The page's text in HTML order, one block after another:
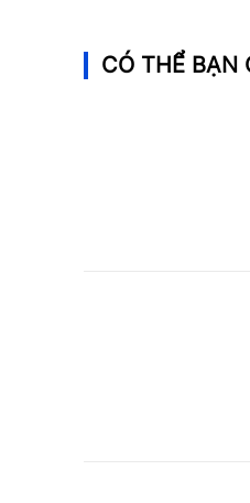
CÓ THỂ BẠN